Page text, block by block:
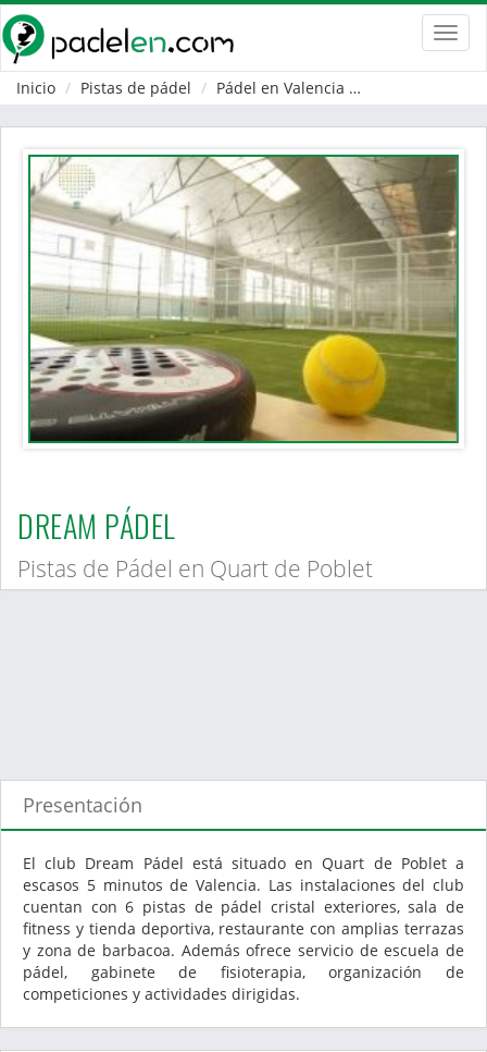
Inicio
Pistas de pádel Pádel en Valencia
DREAM PÁDEL
Pistas de Pádel en Quart de Poblet
Presentación
El club Dream Pádel está situado en Quart de Poblet a
escasos 5 minutos de Valencia. Las instalaciones del club
cuentan con 6 pistas de pádel cristal exteriores, sala de
fitness y tienda deportiva, restaurante con amplias terrazas
y zona de barbacoa. Además ofrece servicio de escuela de
pádel, gabinete de fisioterapia, organización de
competiciones y actividades dirigidas.